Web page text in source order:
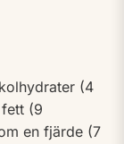
(4
(9
en fjärde (7